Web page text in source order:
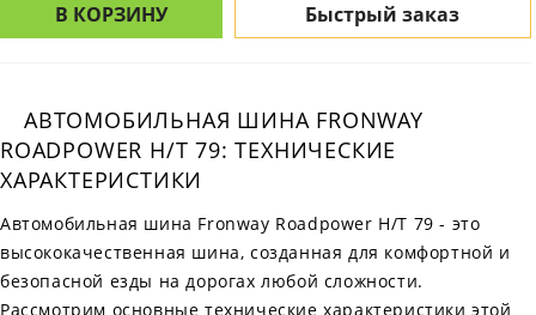
В КОРЗИНУ Быстрый заказ
АВТОМОБИЛЬНАЯ ШИНА FRONWAY
ROADPOWER H/T 79: ТЕХНИЧЕСКИЕ
ХАРАКТЕРИСТИКИ
Автомобильная шина Fronway Roadpower H/T 79 - это
высококачественная шина, созданная для комфортной и
безопасной езды на дорогах любой сложности.
Рассмотрим основные технические характеристики этой